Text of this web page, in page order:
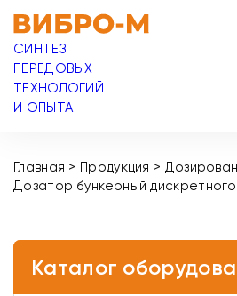
СИНТЕЗ
ПЕРЕДОВЫХ
ТЕХНОЛОГИЙ
И ОПЫТА
Главная > Продукция >
Дозатор бункерный
Каталог